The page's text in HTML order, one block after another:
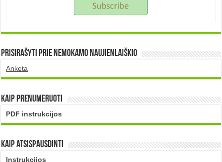
Prisirašyti prie nemokamo naujienlaiškio
Anketa
Kaip prenumeruoti
PDF instrukcijos
Kaip atsispausdinti
Instrukcijos